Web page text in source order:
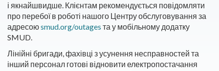
і якнайшвидше. Клієнтам рекомендується повідомляти
про перебої в роботі нашого Центру обслуговування за
адресоюsmud.org/outages та у мобільному додатку
SMUD.
Лінійні бригади, фахівці з усунення несправностей та
інший персонал готові відновити електропостачання